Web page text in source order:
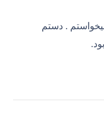
. دستم